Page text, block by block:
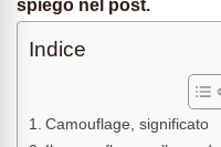
spiego nel post.
Indice
Camouflage, significato